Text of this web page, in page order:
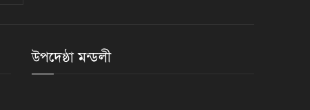
উপদেষ্ঠা মন্ডলী